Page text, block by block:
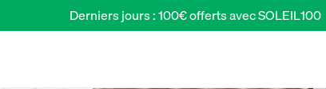
Derniers jours : 100€ offerts avec SOLEIL100